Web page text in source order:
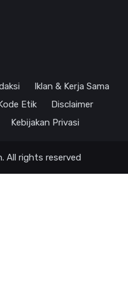
Iklan & Kerja Sama
Etik
Disclaimer
Kebijakan Privasi
All rights reserved